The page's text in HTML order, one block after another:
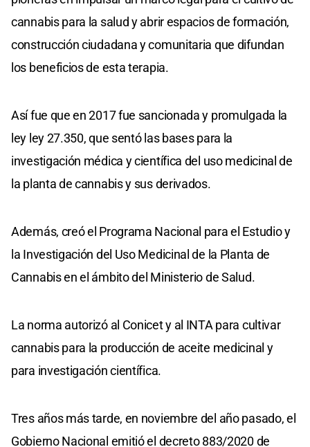
cannabis para la salud y abrir espacios de formación,
construcción ciudadana y comunitaria que difundan
los beneficios de esta terapia.
Así fue que en 2017 fue sancionada y promulgada la
ley ley 27.350, que sentó las bases para la
investigación médica y científica del uso medicinal de
la planta de cannabis y sus derivados.
Además, creó el Programa Nacional para el Estudio y
la Investigación del Uso Medicinal de la Planta de
Cannabis en el ámbito del Ministerio de Salud.
La norma autorizó al Conicet y al INTA para cultivar
cannabis para la producción de aceite medicinal y
para investigación científica.
Tres años más tarde, en noviembre del año pasado, el
Gobierno Nacional emitió el decreto 883/2020 de